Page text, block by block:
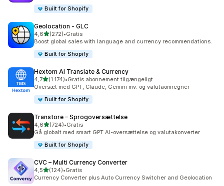
Built for Shopify
Geolocation ‑ GLC
4,6ud af 5 stjerner
(272)
272 anmeldelser i alt
•Gratis
Boost global sales with language and currency recommendations.
Built for Shopify
Hextom AI Translate & Currency
4,7ud af 5 stjerner
(1.174)
1174 anmeldelser i alt
•Gratis abonnement tilgængeligt
Oversæt med GPT, Claude, Gemini mv. og valutaomregner
Built for Shopify
Transtore – Sprogoversættelse
4,6ud af 5 stjerner
(724)
724 anmeldelser i alt
•Gratis
Gå globalt med smart GPT AI-oversættelse og valutakonverter
Built for Shopify
CVC – Multi Currency Converter
4,5ud af 5 stjerner
(124)
124 anmeldelser i alt
•Gratis
Currency Converter plus Auto Currency Switcher and Geolocation